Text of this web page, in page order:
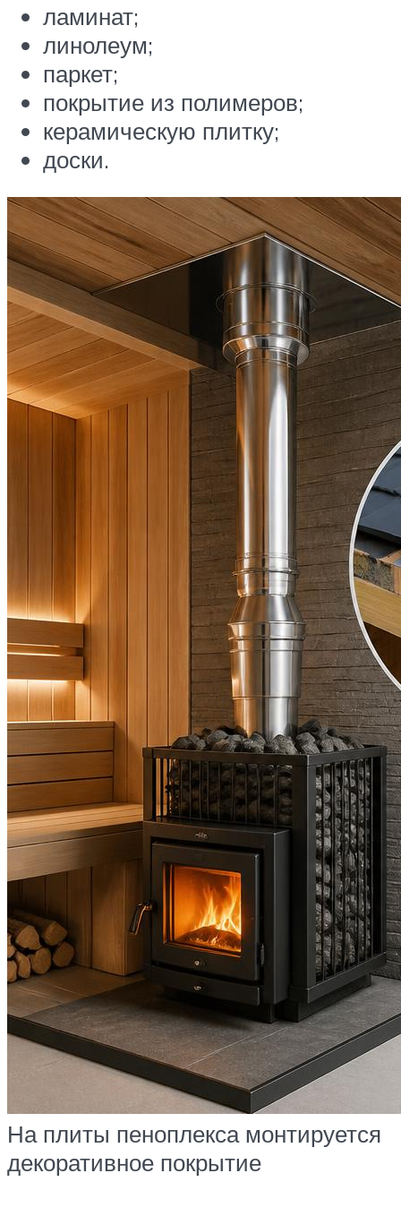
ламинат;
линолеум;
паркет;
покрытие из полимеров;
керамическую плитку;
доски.
На плиты пеноплекса монтируется
декоративное покрытие